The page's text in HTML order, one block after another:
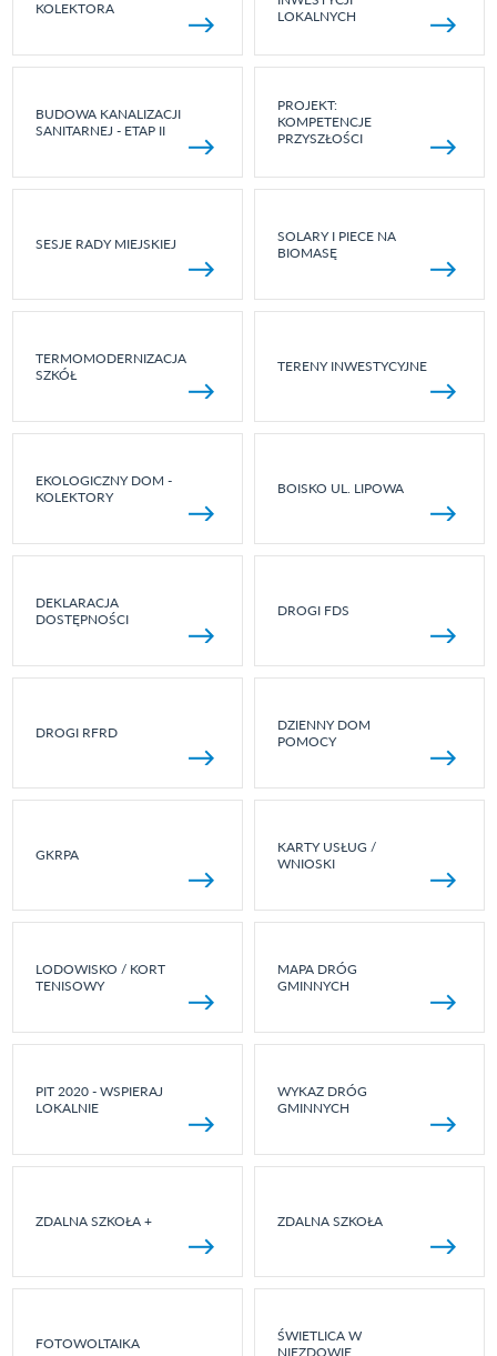
KOLEKTORA
LOKALNYCH
BUDOWA KANALIZACJI
SANITARNEJ - ETAP II
PROJEKT:
KOMPETENCJE
PRZYSZŁOŚCI
SESJE RADY MIEJSKIEJ
SOLARY I PIECE NA
BIOMASĘ
TERMOMODERNIZACJA
SZKÓŁ
TERENY INWESTYCYJNE
EKOLOGICZNY DOM -
KOLEKTORY
BOISKO UL. LIPOWA
DEKLARACJA
DOSTĘPNOŚCI
DROGI FDS
DROGI RFRD
DZIENNY DOM
POMOCY
GKRPA
KARTY USŁUG /
WNIOSKI
LODOWISKO / KORT
TENISOWY
MAPA DRÓG
GMINNYCH
PIT 2020 - WSPIERAJ
LOKALNIE
WYKAZ DRÓG
GMINNYCH
ZDALNA SZKOŁA + ZDALNA SZKOŁA
FOTOWOLTAIKA
ŚWIETLICA W
NIEZDOWIE